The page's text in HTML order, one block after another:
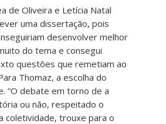
de Oliveira e Letícia Natal
uma dissertação, pois
desenvolver melhor
do tema e consegui
questões que remetiam ao
Thomaz, a escolha do
“O debate em torno de a
ou não, respeitado o
coletividade, trouxe para o